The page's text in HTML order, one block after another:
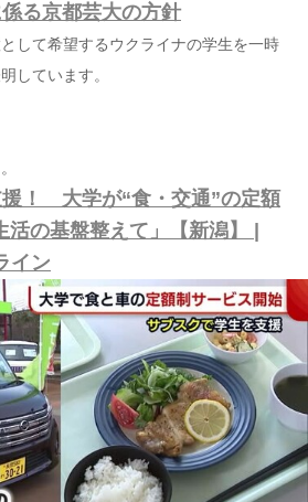
る京都芸大の方針
して希望するウクライナの学生を一時
しています。
！ 大学が“食・交通”の定額
の基盤整えて」【新潟】 |
イン